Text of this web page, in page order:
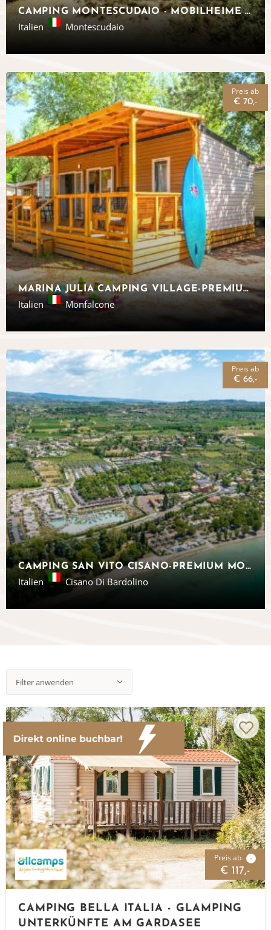
CAMPING MONTESCUDAIO - MOBILHEIME IN DER TOSKANA - EUROCAMP
Italien Montescudaio
MARINA JULIA CAMPING VILLAGE-PREMIUM MOBILHEIME, MONFALCONE
Italien Monfalcone
Preis ab
€ 70,-
CAMPING SAN VITO CISANO-PREMIUM MOBILHEIME, CISANO
Italien Cisano Di Bardolino
Preis ab
€ 66,-
Filter anwenden
Preis ab i
€ 117,-
CAMPING BELLA ITALIA - GLAMPING
UNTERKÜNFTE AM GARDASEE